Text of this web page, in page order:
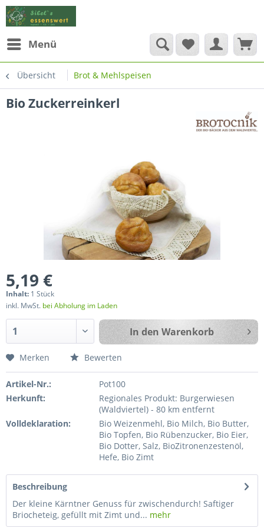
Menü
Übersicht Brot & Mehlspeisen
Bio Zuckerreinkerl
5,19 €
Inhalt: 1 Stück
inkl. MwSt. bei Abholung im Laden
In den Warenkorb
Merken Bewerten
Artikel-Nr.:
Pot100
Herkunft:
Regionales Produkt: Burgerwiesen
(Waldviertel) - 80 km entfernt
Volldeklaration:
Bio Weizenmehl, Bio Milch, Bio Butter,
Bio Topfen, Bio Rübenzucker, Bio Eier,
Bio Dotter, Salz, BioZitronenzestenöl,
Hefe, Bio Zimt
Beschreibung
Der kleine Kärntner Genuss für zwischendurch! Saftiger
Briocheteig, gefüllt mit Zimt und... mehr